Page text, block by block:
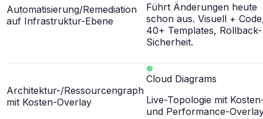
Automatisierung/Remediation
auf Infrastruktur-Ebene
Führt Änderungen heute
schon aus. Visuell +
40+ Templates, Rollback-
Sicherheit.
Architektur-/Ressourcengraph
mit Kosten-Overlay
Cloud Diagrams
Live-Topologie mit
und Performance-